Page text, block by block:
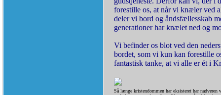
forestille os, at når vi knæler ved
deler vi bord og åndsfællesskab
generationer har knælet ned og
Vi befinder os blot ved den
bordet, som vi kun kan forestille
fantastisk tanke, at vi alle er ét i
Så længe kristendommen har eksisteret har